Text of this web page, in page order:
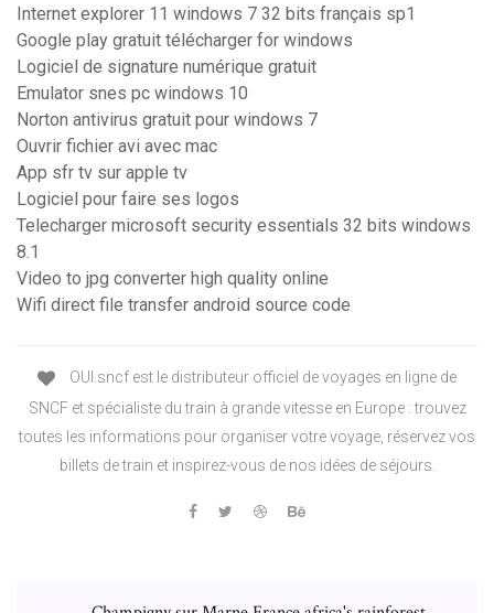
Internet explorer 11 windows 7 32 bits français sp1
Google play gratuit télécharger for windows
Logiciel de signature numérique gratuit
Emulator snes pc windows 10
Norton antivirus gratuit pour windows 7
Ouvrir fichier avi avec mac
App sfr tv sur apple tv
Logiciel pour faire ses logos
Telecharger microsoft security essentials 32 bits windows
8.1
Video to jpg converter high quality online
Wifi direct file transfer android source code
OUI.sncf est le distributeur officiel de voyages en ligne de
SNCF et spécialiste du train à grande vitesse en Europe : trouvez
toutes les informations pour organiser votre voyage, réservez vos
billets de train et inspirez-vous de nos idées de séjours.